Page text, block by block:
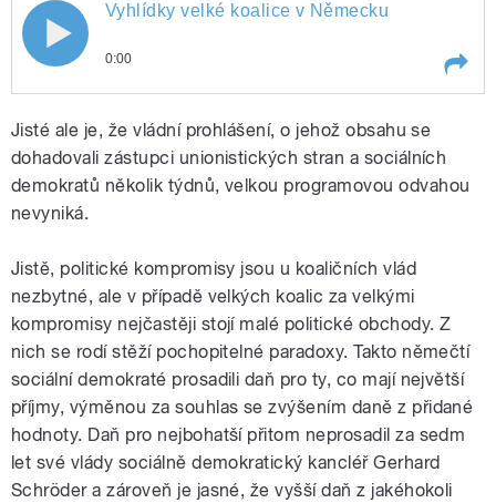
pause
Vyhlídky velké koalice v Německu
0:00
Jisté ale je, že vládní prohlášení, o jehož obsahu se
dohadovali zástupci unionistických stran a sociálních
demokratů několik týdnů, velkou programovou odvahou
nevyniká.
Jistě, politické kompromisy jsou u koaličních vlád
nezbytné, ale v případě velkých koalic za velkými
kompromisy nejčastěji stojí malé politické obchody. Z
nich se rodí stěží pochopitelné paradoxy. Takto němečtí
sociální demokraté prosadili daň pro ty, co mají největší
příjmy, výměnou za souhlas se zvýšením daně z přidané
hodnoty. Daň pro nejbohatší přitom neprosadil za sedm
let své vlády sociálně demokratický kancléř Gerhard
Schröder a zároveň je jasné, že vyšší daň z jakéhokoli